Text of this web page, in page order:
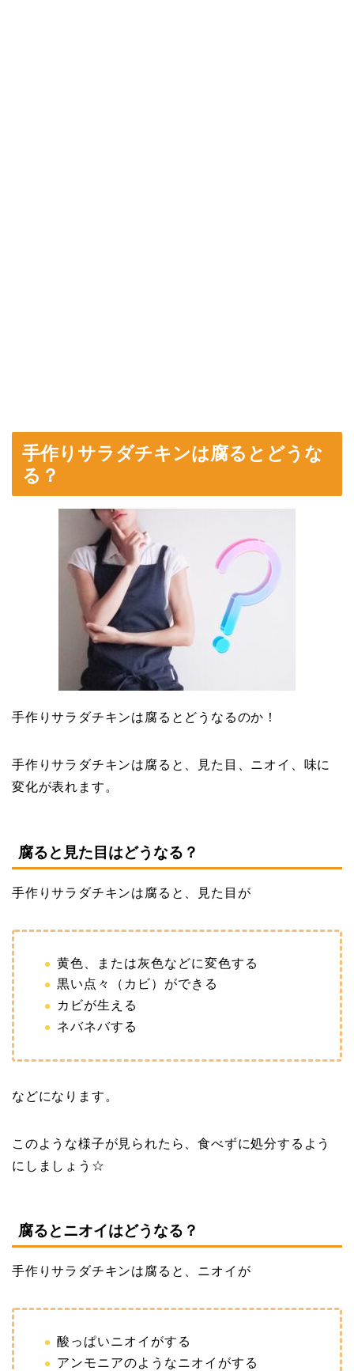
手作りサラダチキンは腐るとどうな
る？
手作りサラダチキンは腐るとどうなるのか！
手作りサラダチキンは腐ると、見た目、ニオイ、味に
変化が表れます。
腐ると見た目はどうなる？
手作りサラダチキンは腐ると、見た目が
黄色、または灰色などに変色する
黒い点々（カビ）ができる
カビが生える
ネバネバする
などになります。
このような様子が見られたら、食べずに処分するよう
にしましょう☆
腐るとニオイはどうなる？
手作りサラダチキンは腐ると、ニオイが
酸っぱいニオイがする
アンモニアのようなニオイがする